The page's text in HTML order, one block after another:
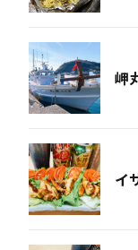
岬
イ